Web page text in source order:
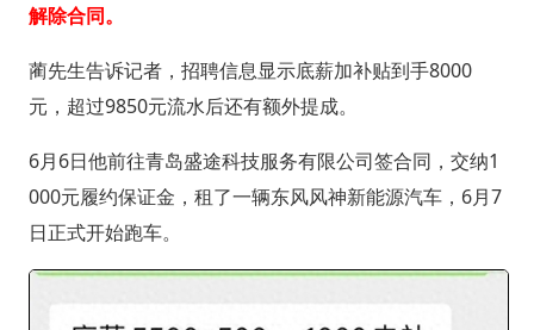
解除合同。
蔺先生告诉记者，招聘信息显示底薪加补贴到手8000
元，超过9850元流水后还有额外提成。
6月6日他前往青岛盛途科技服务有限公司签合同，交纳1
000元履约保证金，租了一辆东风风神新能源汽车，6月7
日正式开始跑车。